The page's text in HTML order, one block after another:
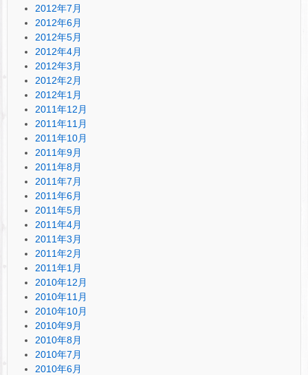
2012年7月
2012年6月
2012年5月
2012年4月
2012年3月
2012年2月
2012年1月
2011年12月
2011年11月
2011年10月
2011年9月
2011年8月
2011年7月
2011年6月
2011年5月
2011年4月
2011年3月
2011年2月
2011年1月
2010年12月
2010年11月
2010年10月
2010年9月
2010年8月
2010年7月
2010年6月